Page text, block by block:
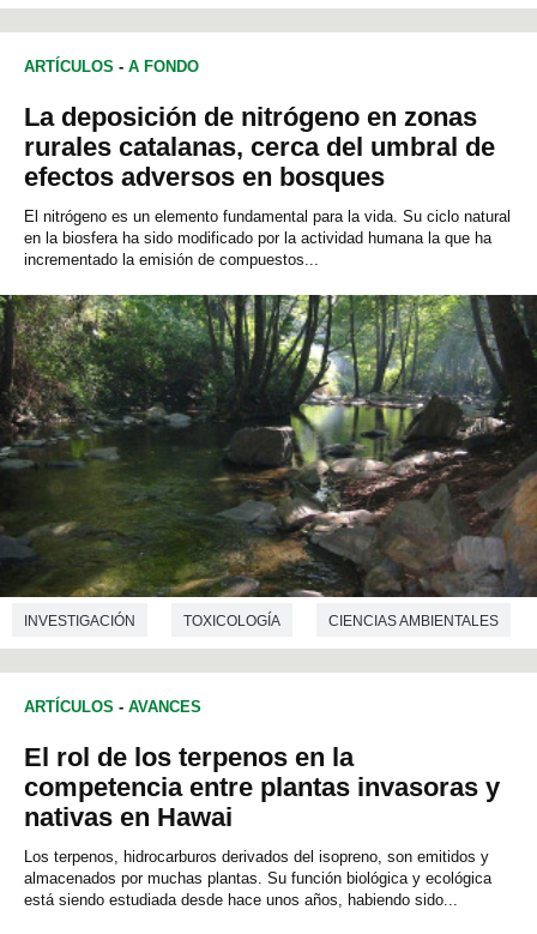
ECOLOGÍA
ARTÍCULOS - A FONDO
La deposición de nitrógeno en zonas
rurales catalanas, cerca del umbral de
efectos adversos en bosques
El nitrógeno es un elemento fundamental para la vida. Su ciclo natural
en la biosfera ha sido modificado por la actividad humana la que ha
incrementado la emisión de compuestos...
INVESTIGACIÓN TOXICOLOGÍA CIENCIAS AMBIENTALES
ECOLOGÍA
ARTÍCULOS - AVANCES
El rol de los terpenos en la
competencia entre plantas invasoras y
nativas en Hawai
Los terpenos, hidrocarburos derivados del isopreno, son emitidos y
almacenados por muchas plantas. Su función biológica y ecológica
está siendo estudiada desde hace unos años, habiendo sido...